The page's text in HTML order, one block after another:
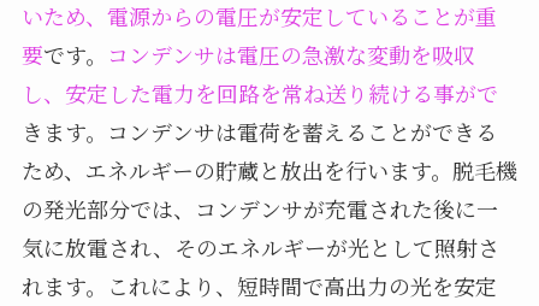
いため、電源からの電圧が安定していることが重
要です。 コンデンサは電圧の急激な変動を吸収
し、安定した電力を回路を常ね送り続ける事がで
きます。コンデンサは電荷を蓄えることができる
ため、エネルギーの貯蔵と放出を行います。脱毛機
の発光部分では、コンデンサが充電された後に一
気に放電され、そのエネルギーが光として照射さ
れます。これにより、短時間で高出力の光を安定